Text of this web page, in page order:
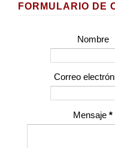
FORMULARIO DE
Nombre
Correo
Mensaje *